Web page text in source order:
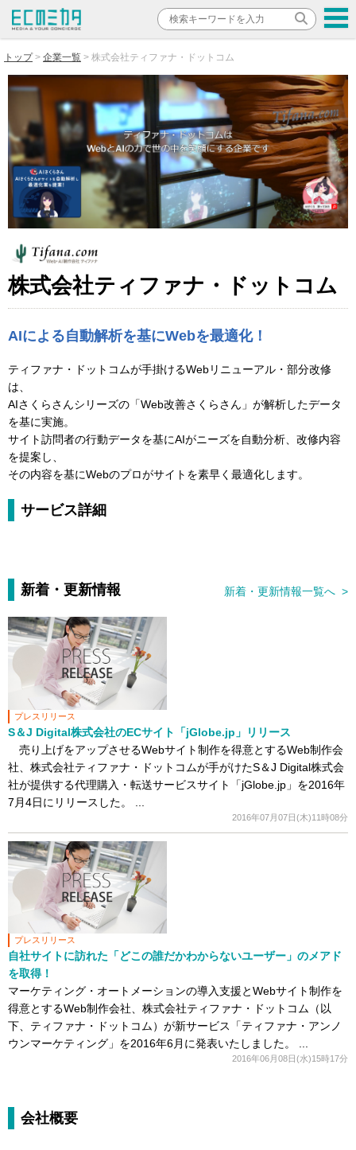
トップ 企業一覧 株式会社ティファナ・ドットコム
株式会社ティファナ・ドットコム
AIによる自動解析を基にWebを最適化！
ティファナ・ドットコムが手掛けるWebリニューアル・部分改修
は、
AIさくらさんシリーズの「Web改善さくらさん」が解析したデータ
を基に実施。
サイト訪問者の行動データを基にAIがニーズを自動分析、改修内容
を提案し、
その内容を基にWebのプロがサイトを素早く最適化します。
サービス詳細
新着・更新情報 新着・更新情報一覧へ >
プレスリリース
S＆J Digital株式会社のECサイト「jGlobe.jp」リリース
売り上げをアップさせるWebサイト制作を得意とするWeb制作会
社、株式会社ティファナ・ドットコムが手がけたS＆J Digital株式会
社が提供する代理購入・転送サービスサイト「jGlobe.jp」を2016年
7月4日にリリースした。 ...
2016年07月07日(木)11時08分
プレスリリース
自社サイトに訪れた「どこの誰だかわからないユーザー」のメアド
を取得！
マーケティング・オートメーションの導入支援とWebサイト制作を
得意とするWeb制作会社、株式会社ティファナ・ドットコム（以
下、ティファナ・ドットコム）が新サービス「ティファナ・アンノ
ウンマーケティング」を2016年6月に発表いたしました。 ...
2016年06月08日(水)15時17分
会社概要